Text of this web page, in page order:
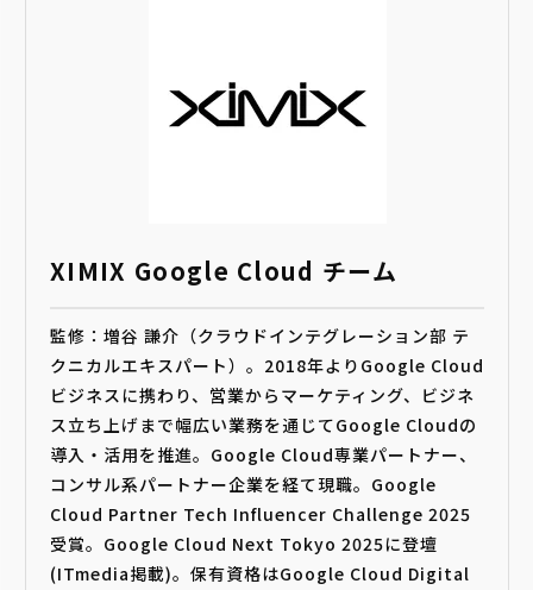
XIMIX Google Cloud チーム
監修：増谷 謙介（クラウドインテグレーション部 テ
クニカルエキスパート）。2018年よりGoogle Cloud
ビジネスに携わり、営業からマーケティング、ビジネ
ス立ち上げまで幅広い業務を通じてGoogle Cloudの
導入・活用を推進。Google Cloud専業パートナー、
コンサル系パートナー企業を経て現職。Google
Cloud Partner Tech Influencer Challenge 2025
受賞。Google Cloud Next Tokyo 2025に登壇
(ITmedia掲載)。保有資格はGoogle Cloud Digital